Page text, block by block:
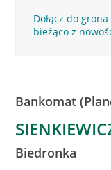
Dołącz do
bieżąco z
Bankomat
Biedronka